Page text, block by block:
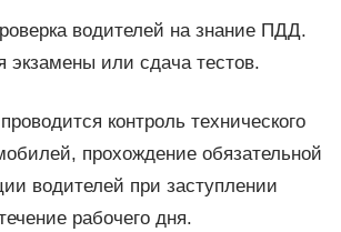
водителей на знание ПДД.
экзамены или сдача тестов.
контроль технического
прохождение обязательной
водителей при заступлении
рабочего дня.